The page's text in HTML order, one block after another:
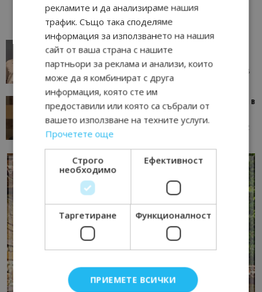
окаже по-трудна за...
AI Travel Economy с Елица Стоилова 05/08/2026 08:28
Тим Браун: Хотелите губят пари заради грешки в
данните и липсващи...
AI Travel Economy с Елица Стоилова 13/07/2026 09:02
рекламите и да анализираме нашия
трафик. Също така споделяме
информация за използването на нашия
сайт от ваша страна с нашите
партньори за реклама и анализи, които
може да я комбинират с друга
информация, която сте им
предоставили или която са събрали от
вашето използване на техните услуги.
Прочетете още
Строго
необходимо
Ефективност
Таргетиране Функционалност
ПРИЕМЕТЕ ВСИЧКИ